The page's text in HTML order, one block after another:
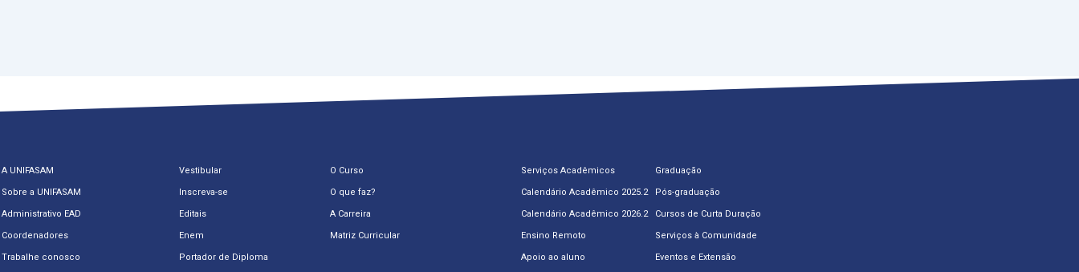
A UNIFASAM
Sobre a UNIFASAM
Administrativo EAD
Coordenadores
Trabalhe conosco
Vestibular
Inscreva-se
Editais
Enem
Portador de Diploma
O Curso
O que faz?
A Carreira
Matriz Curricular
Serviços Acadêmicos
Calendário Acadêmico 2025.2
Calendário Acadêmico 2026.2
Ensino Remoto
Apoio ao aluno
Graduação
Pós-graduação
Cursos de Curta Duração
Serviços à Comunidade
Eventos e Extensão